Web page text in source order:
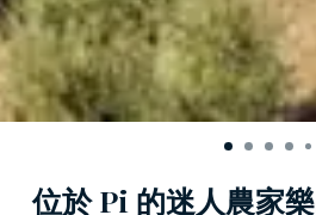
位於 Pi 的迷人農家